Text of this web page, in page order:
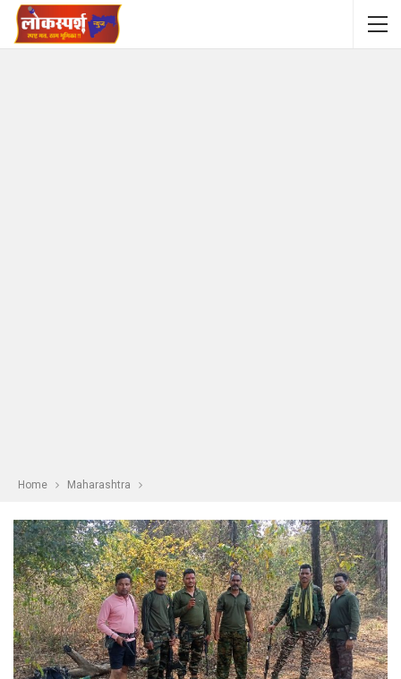
Home Maharashtra